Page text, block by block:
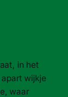
in het
wijkje
waar